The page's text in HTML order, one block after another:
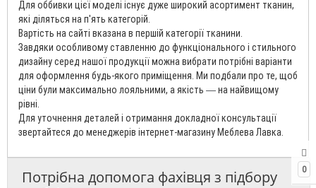
0
Для оббивки цієї моделі існує дуже широкий асортимент тканин,
які діляться на п'ять категорій.
Вартість на сайті вказана в першій категорії тканини.
Завдяки особливому ставленню до функціонального і стильного
дизайну серед нашої продукції можна вибрати потрібні варіанти
для оформлення будь-якого приміщення. Ми подбали про те, щоб
ціни були максимально лояльними, а якість —на найвищому
рівні.
Для уточнення деталей і отримання докладної консультації
звертайтеся до менеджерів інтернет-магазину Меблева Лавка.
Потрібна допомога фахівця з підбору